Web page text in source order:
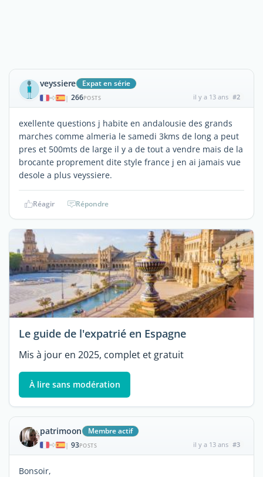
veyssiere Expat en série
| 266POSTS il y a 13 ans #2
exellente questions j habite en andalousie des grands
marches comme almeria le samedi 3kms de long a peut
pres et 500mts de large il y a de tout a vendre mais de la
brocante proprement dite style france j en ai jamais vue
desole a plus veyssiere.
Réagir Répondre
Le guide de l'expatrié en Espagne
Mis à jour en 2025, complet et gratuit
À lire sans modération
patrimoon Membre actif
| 93POSTS il y a 13 ans #3
Bonsoir,